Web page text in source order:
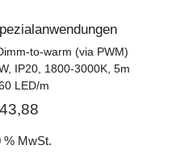
to-warm (via PWM)
IP20, 1800-3000K, 5m
LED/m
% MwSt.